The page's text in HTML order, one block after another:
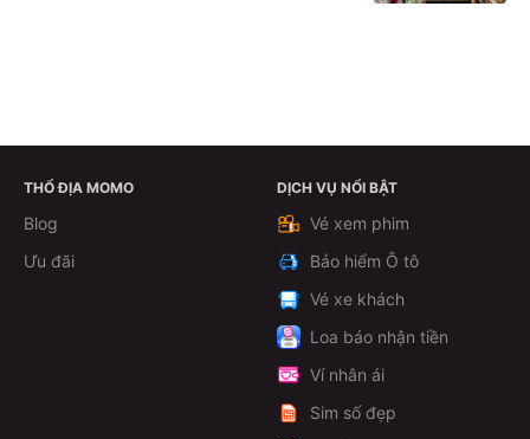
Theo dõi
THỔ ĐỊA MOMO
Blog
Ưu đãi
DỊCH VỤ NỔI BẬT
Vé xem phim
Bảo hiểm Ô tô
Vé xe khách
Loa báo nhận tiền
Ví nhân ái
Sim số đẹp